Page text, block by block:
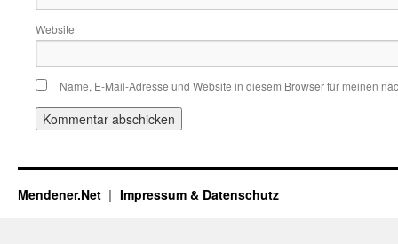
Website
Name, E-Mail-Adresse und Website in diesem Browser für meinen
Mendener.Net Impressum & Datenschutz